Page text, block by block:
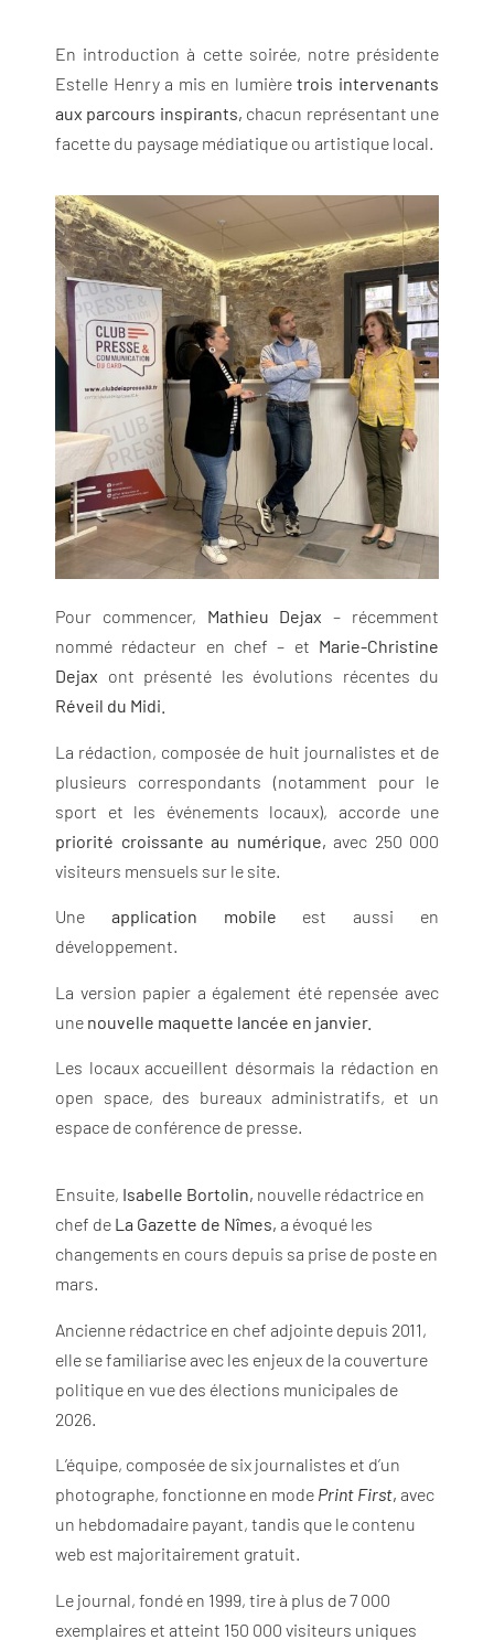
En introduction à cette soirée, notre présidente
Estelle Henry a mis en lumièretrois intervenants
aux parcours inspirants, chacun représentant une
facette du paysage médiatique ou artistique local.
Pour commencer, Mathieu Dejax – récemment
nommé rédacteur en chef – et Marie-Christine
Dejax ont présenté les évolutions récentes du
Réveil du Midi.
La rédaction, composée de huit journalistes et de
plusieurs correspondants (notamment pour le
sport et les événements locaux), accorde une
priorité croissante au numérique, avec 250 000
visiteurs mensuels sur le site.
Une application mobile est aussi en
développement.
La version papier a également été repensée avec
une nouvelle maquette lancée en janvier.
Les locaux accueillent désormais la rédaction en
open space, des bureaux administratifs, et un
espace de conférence de presse.
Ensuite, Isabelle Bortolin, nouvelle rédactrice en
chef de La Gazette de Nîmes, a évoqué les
changements en cours depuis sa prise de poste en
mars.
Ancienne rédactrice en chef adjointe depuis 2011,
elle se familiarise avec les enjeux de la couverture
politique en vue des élections municipales de
2026.
L’équipe, composée de six journalistes et d’un
photographe, fonctionne en mode Print First, avec
un hebdomadaire payant, tandis que le contenu
web est majoritairement gratuit.
Le journal, fondé en 1999, tire à plus de 7 000
exemplaires et atteint 150 000 visiteurs uniques